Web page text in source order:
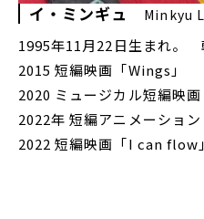
イ・ミンギュ Minkyu
1995年11月22日生まれ。
2015 短編映画「Wings」
2020 ミュージカル短編映
2022年 短編アニメーショ
2022 短編映画「I can flow」